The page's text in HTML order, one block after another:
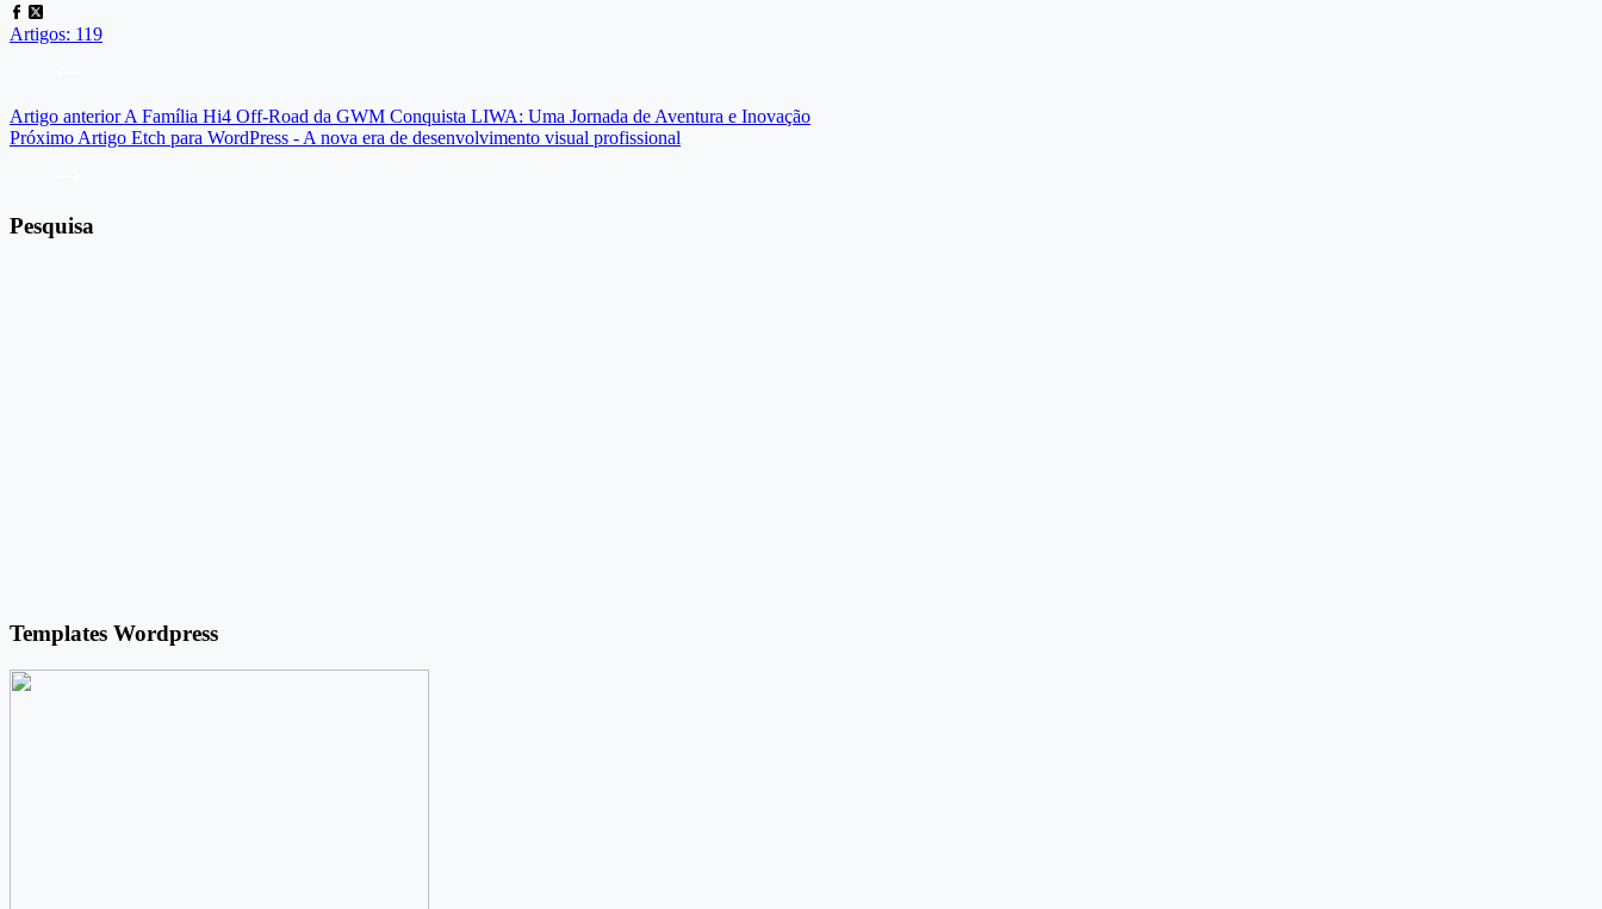
Artigos: 119
Artigo anteriorA Família Hi4 Off-Road da GWM Conquista LIWA: Uma Jornada de Aventura e Inovação
Próximo Artigo Etch para WordPress - A nova era de desenvolvimento visual profissional
Pesquisa
Templates Wordpress